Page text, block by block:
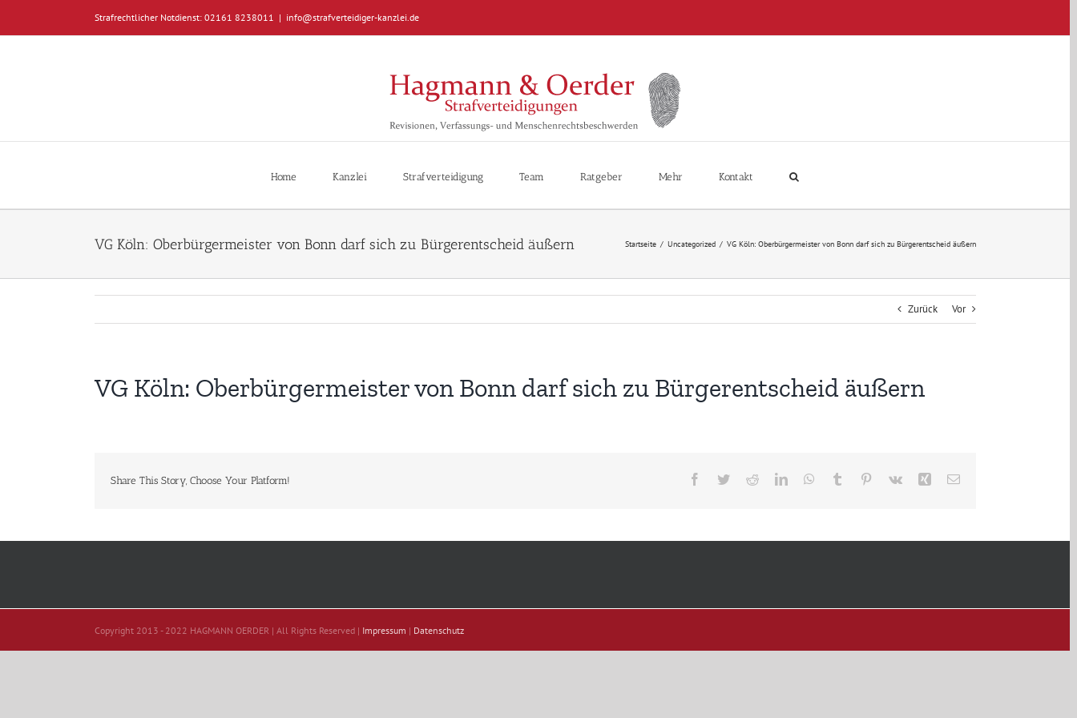
springen
Strafrechtlicher Notdienst: 02161 8238011 | info@strafverteidiger-kanzlei.de
Home Kanzlei Strafverteidigung Team Ratgeber Mehr Kontakt
VG Köln: Oberbürgermeister von Bonn darf sich zu Bürgerentscheid äußern Startseite / Uncategorized / VG Köln: Oberbürgermeister von Bonn darf sich zu Bürgerentscheid äußern
Zurück Vor
VG Köln: Oberbürgermeister von Bonn darf sich zu Bürgerentscheid äußern
Share This Story, Choose Your Platform! Facebook
TwitterRedditLinkedInWhatsApp
Tumblr Pinterest
Vk Xing E-
Copyright 2013 - 2022 HAGMANN OERDER | All Rights Reserved | Impressum | Datenschutz